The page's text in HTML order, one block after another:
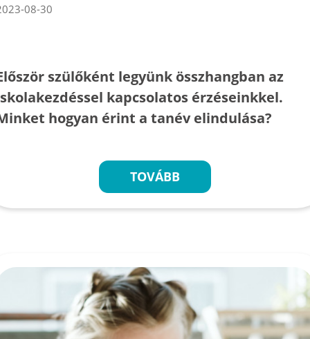
08-30
szülőként legyünk összhangban az
kapcsolatos érzéseinkkel.
hogyan érint a tanév elindulása?
TOVÁBB